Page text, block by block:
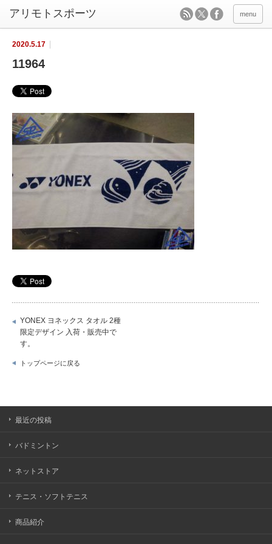
menu
2020.5.17
11964
YONEX ヨネックス タオル 2種
限定デザイン 入荷・販売中で
す。
トップページに戻る
最近の投稿
バドミントン
ネットストア
テニス・ソフトテニス
商品紹介